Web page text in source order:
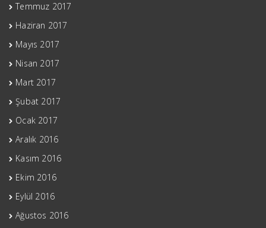
Temmuz 2017
Haziran 2017
Mayıs 2017
Nisan 2017
Mart 2017
Şubat 2017
Ocak 2017
Aralık 2016
Kasım 2016
Ekim 2016
Eylül 2016
Ağustos 2016